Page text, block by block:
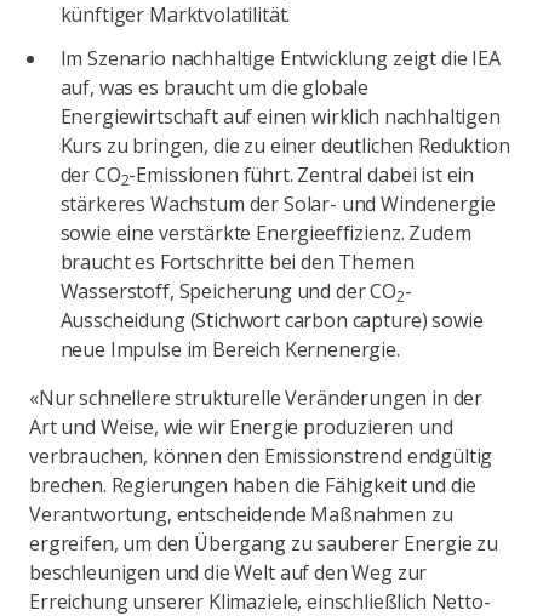
künftiger Marktvolatilität.
Im Szenario nachhaltige Entwicklung zeigt die IEA
auf, was es braucht um die globale
Energiewirtschaft auf einen wirklich nachhaltigen
Kurs zu bringen, die zu einer deutlichen Reduktion
der CO2-Emissionen führt. Zentral dabei ist ein
stärkeres Wachstum der Solar- und Windenergie
sowie eine verstärkte Energieeffizienz. Zudem
braucht es Fortschritte bei den Themen
Wasserstoff, Speicherung und der CO2-
Ausscheidung (Stichwort carbon capture) sowie
neue Impulse im Bereich Kernenergie.
«Nur schnellere strukturelle Veränderungen in der
Art und Weise, wie wir Energie produzieren und
verbrauchen, können den Emissionstrend endgültig
brechen. Regierungen haben die Fähigkeit und die
Verantwortung, entscheidende Maßnahmen zu
ergreifen, um den Übergang zu sauberer Energie zu
beschleunigen und die Welt auf den Weg zur
Erreichung unserer Klimaziele, einschließlich Netto-